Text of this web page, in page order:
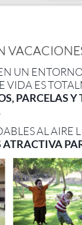
UN
VIDA ES
PARCELAS
AL AIRE